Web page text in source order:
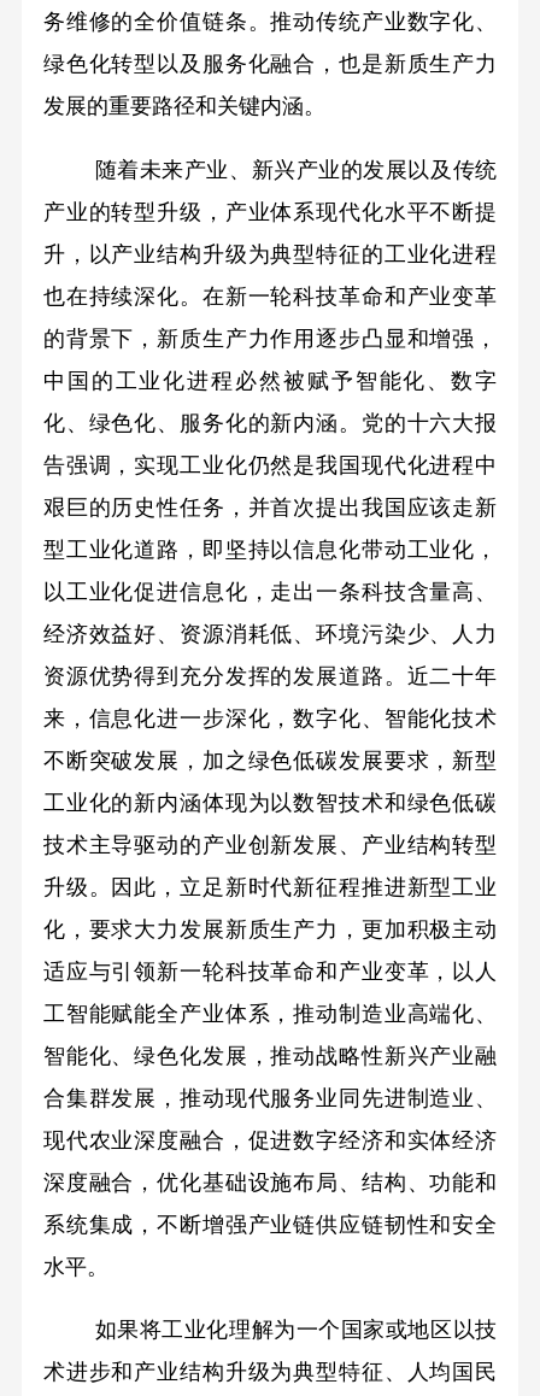
务维修的全价值链条。推动传统产业数字化、
绿色化转型以及服务化融合，也是新质生产力
发展的重要路径和关键内涵。
随着未来产业、新兴产业的发展以及传统
产业的转型升级，产业体系现代化水平不断提
升，以产业结构升级为典型特征的工业化进程
也在持续深化。在新一轮科技革命和产业变革
的背景下，新质生产力作用逐步凸显和增强，
中国的工业化进程必然被赋予智能化、数字
化、绿色化、服务化的新内涵。党的十六大报
告强调，实现工业化仍然是我国现代化进程中
艰巨的历史性任务，并首次提出我国应该走新
型工业化道路，即坚持以信息化带动工业化，
以工业化促进信息化，走出一条科技含量高、
经济效益好、资源消耗低、环境污染少、人力
资源优势得到充分发挥的发展道路。近二十年
来，信息化进一步深化，数字化、智能化技术
不断突破发展，加之绿色低碳发展要求，新型
工业化的新内涵体现为以数智技术和绿色低碳
技术主导驱动的产业创新发展、产业结构转型
升级。因此，立足新时代新征程推进新型工业
化，要求大力发展新质生产力，更加积极主动
适应与引领新一轮科技革命和产业变革，以人
工智能赋能全产业体系，推动制造业高端化、
智能化、绿色化发展，推动战略性新兴产业融
合集群发展，推动现代服务业同先进制造业、
现代农业深度融合，促进数字经济和实体经济
深度融合，优化基础设施布局、结构、功能和
系统集成，不断增强产业链供应链韧性和安全
水平。
如果将工业化理解为一个国家或地区以技
术进步和产业结构升级为典型特征、人均国民